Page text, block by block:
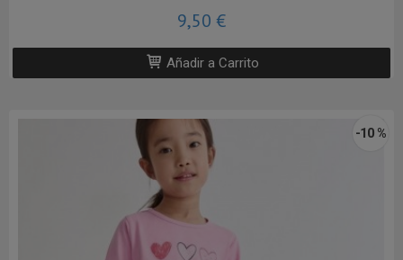
9,50 €
Añadir a Carrito
-10 %